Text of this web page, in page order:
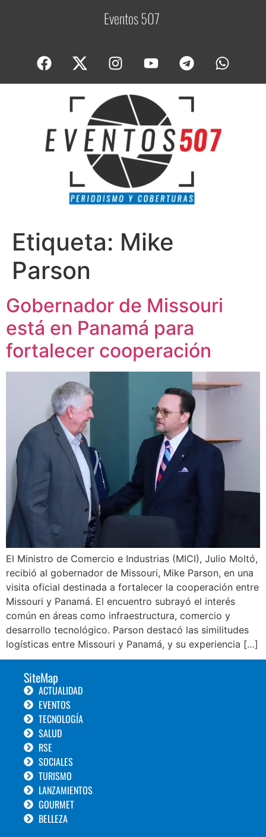
Eventos 507C
Etiqueta: Mike
Parson
Gobernador de Missouri
está en Panamá para
fortalecer cooperación
El Ministro de Comercio e Industrias (MICI), Julio Moltó,
recibió al gobernador de Missouri, Mike Parson, en una
visita oficial destinada a fortalecer la cooperación entre
Missouri y Panamá. El encuentro subrayó el interés
común en áreas como infraestructura, comercio y
desarrollo tecnológico. Parson destacó las similitudes
logísticas entre Missouri y Panamá, y su experiencia […]
SiteMap
ACTUALIDAD
EVENTOS
TECNOLOGÍA
SALUD
RSE
SOCIALES
TURISMO
LANZAMIENTOS
GOURMET
BELLEZA